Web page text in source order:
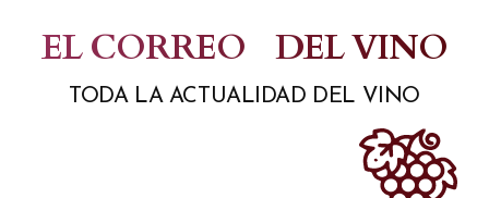
contenido
EL CORREO DEL VINO
TODA LA ACTUALIDAD DEL VINO